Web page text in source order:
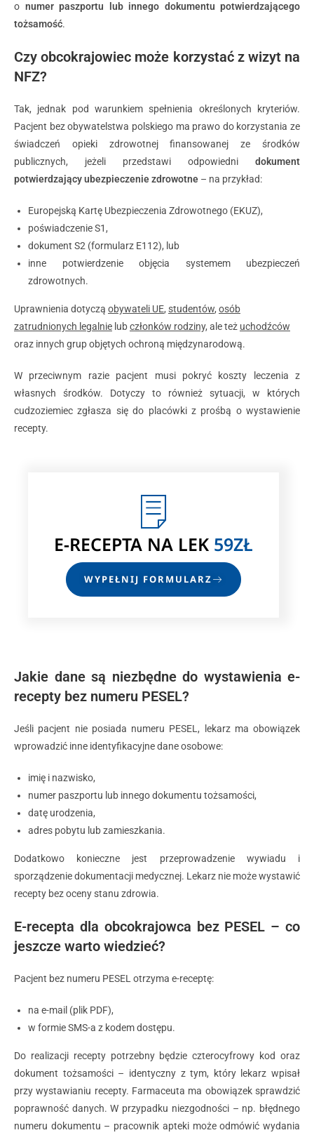
o numer paszportu lub innego dokumentu potwierdzającego
tożsamość.
Czy obcokrajowiec może korzystać z wizyt na
NFZ?
Tak, jednak pod warunkiem spełnienia określonych kryteriów.
Pacjent bez obywatelstwa polskiego ma prawo do korzystania ze
świadczeń opieki zdrowotnej finansowanej ze środków
publicznych, jeżeli przedstawi odpowiedni dokument
potwierdzający ubezpieczenie zdrowotne – na przykład:
Europejską Kartę Ubezpieczenia Zdrowotnego (EKUZ),
poświadczenie S1,
dokument S2 (formularz E112), lub
inne potwierdzenie objęcia systemem ubezpieczeń
zdrowotnych.
Uprawnienia dotyczą obywateli UE, studentów, osób
zatrudnionych legalnie lubczłonków rodziny, ale też uchodźców
oraz innych grup objętych ochroną międzynarodową.
W przeciwnym razie pacjent musi pokryć koszty leczenia z
własnych środków. Dotyczy to również sytuacji, w których
cudzoziemiec zgłasza się do placówki z prośbą o wystawienie
recepty.
E-RECEPTA NA LEK 59ZŁ
WYPEŁNIJ FORMULARZ
Jakie dane są niezbędne do wystawienia e-
recepty bez numeru PESEL?
Jeśli pacjent nie posiada numeru PESEL, lekarz ma obowiązek
wprowadzić inne identyfikacyjne dane osobowe:
imię i nazwisko,
numer paszportu lub innego dokumentu tożsamości,
datę urodzenia,
adres pobytu lub zamieszkania.
Dodatkowo konieczne jest przeprowadzenie wywiadu i
sporządzenie dokumentacji medycznej. Lekarz nie może wystawić
recepty bez oceny stanu zdrowia.
E-recepta dla obcokrajowca bez PESEL – co
jeszcze warto wiedzieć?
Pacjent bez numeru PESEL otrzyma e-receptę:
na e-mail (plik PDF),
w formie SMS-a z kodem dostępu.
Do realizacji recepty potrzebny będzie czterocyfrowy kod oraz
dokument tożsamości – identyczny z tym, który lekarz wpisał
przy wystawianiu recepty. Farmaceuta ma obowiązek sprawdzić
poprawność danych. W przypadku niezgodności – np. błędnego
numeru dokumentu – pracownik apteki może odmówić wydania